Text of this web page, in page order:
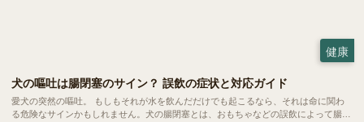
健康
犬の嘔吐は腸閉塞のサイン？ 誤飲の症状と対応ガイド
愛犬の突然の嘔吐。 もしもそれが水を飲んだだけでも起こるなら、それは命に関わ
る危険なサインかもしれません。犬の腸閉塞とは、おもちゃなどの誤飲によって腸が